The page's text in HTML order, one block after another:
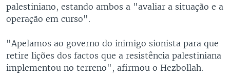
palestiniano, estando ambos a "avaliar a situação e a
operação em curso".
"Apelamos ao governo do inimigo sionista para que
retire lições dos factos que a resistência palestiniana
implementou no terreno", afirmou o Hezbollah.